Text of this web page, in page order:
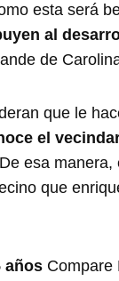
esta será
al
de
que le
el
De esa manera,
que
años Compare